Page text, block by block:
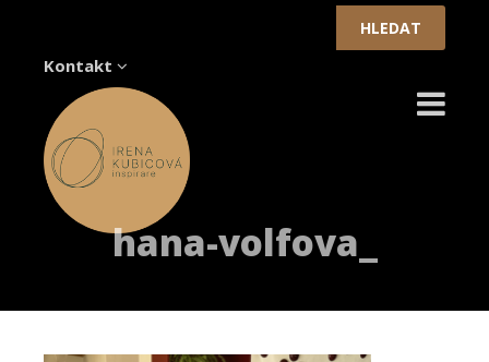
Kontakt
hana-volfova_